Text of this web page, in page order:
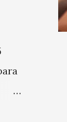
às
Oeste e ao
Além
de